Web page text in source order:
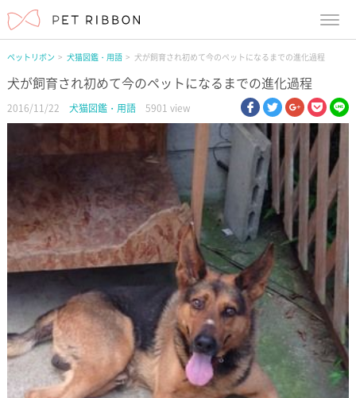
ペットリボン 犬猫図鑑・用語 犬が飼育され初めて今のペットになるまでの進化過程
犬が飼育され初めて今のペットになるまでの進化過程
2016/11/22 犬猫図鑑・用語 5901 view facebook
twittergoogle